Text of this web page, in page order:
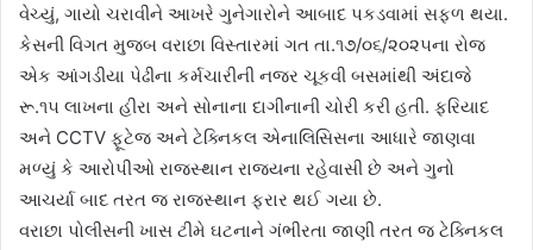
વેચ્યું, ગાયો ચરાવીને આખરે ગુનેગારોને આબાદ પકડવામાં સફળ થયા.
કેસની વિગત મુજબ વરાછા વિસ્તારમાં ગત તા.૧૭/૦૬/૨૦૨૫ના રોજ
એક આંગડીયા પેઢીના કર્મચારીની નજર ચૂકવી બસમાંથી અંદાજે
રૂ.૧૫ લાખના હીરા અને સોનાના દાગીનાની ચોરી કરી હતી. ફરિયાદ
અને CCTV ફૂટેજ અને ટેક્નિકલ એનાલિસિસના આધારે જાણવા
મળ્યું કે આરોપીઓ રાજસ્થાન રાજ્યના રહેવાસી છે અને ગુનો
આચર્યા બાદ તરત જ રાજસ્થાન ફરાર થઈ ગયા છે.
વરાછા પોલીસની ખાસ ટીમે ઘટનાને ગંભીરતા જાણી તરત જ ટેક્નિકલ